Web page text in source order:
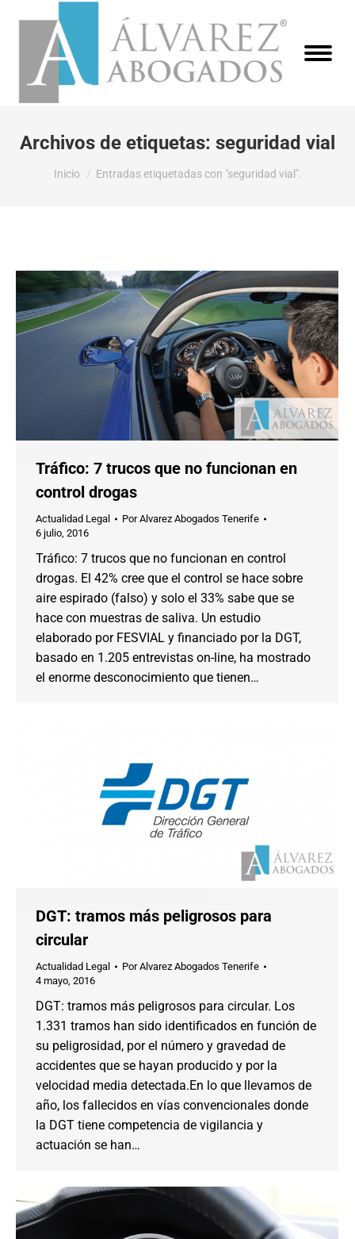
Archivos de etiquetas: seguridad vial
Estás aquí:
Inicio Entradas etiquetadas con "seguridad vial".
Tráfico: 7 trucos que no funcionan en
control drogas
Actualidad Legal PorAlvarez Abogados Tenerife
6 julio, 2016
Tráfico: 7 trucos que no funcionan en control
drogas. El 42% cree que el control se hace sobre
aire espirado (falso) y solo el 33% sabe que se
hace con muestras de saliva. Un estudio
elaborado por FESVIAL y financiado por la DGT,
basado en 1.205 entrevistas on-line, ha mostrado
el enorme desconocimiento que tienen…
DGT: tramos más peligrosos para
circular
Actualidad Legal PorAlvarez Abogados Tenerife
4 mayo, 2016
DGT: tramos más peligrosos para circular. Los
1.331 tramos han sido identificados en función de
su peligrosidad, por el número y gravedad de
accidentes que se hayan producido y por la
velocidad media detectada.En lo que llevamos de
año, los fallecidos en vías convencionales donde
la DGT tiene competencia de vigilancia y
actuación se han…